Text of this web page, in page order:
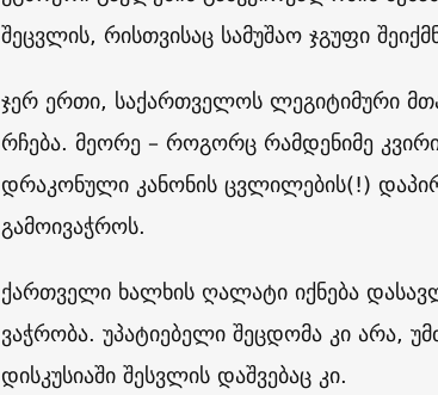
შეცვლის, რისთვისაც სამუშაო ჯგუფი
ჯერ ერთი, საქართველოს ლეგიტიმური
რჩება. მეორე – როგორც რამდენიმე
დრაკონული კანონის ცვლილების(!)
გამოივაჭროს.
ქართველი ხალხის ღალატი იქნება
ვაჭრობა. უპატიებელი შეცდომა კი არა,
დისკუსიაში შესვლის დაშვებაც კი.